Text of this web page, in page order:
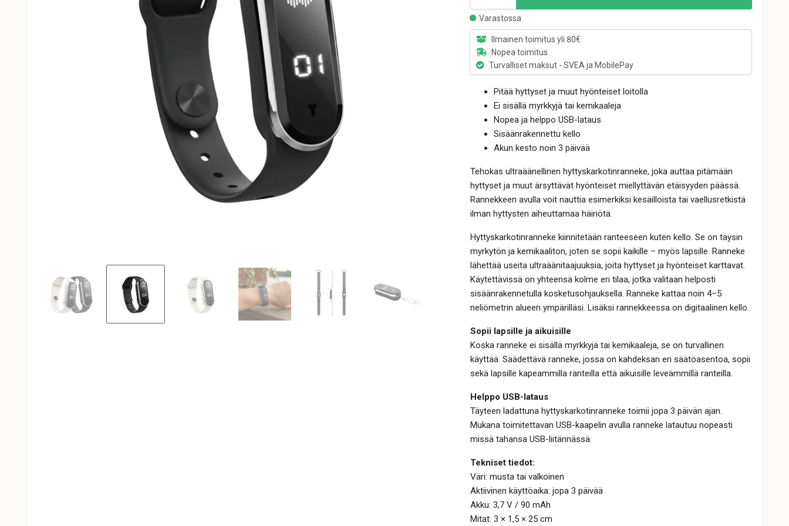
Varastossa
Ilmainen toimitus yli 80€
Nopea toimitus
Turvalliset maksut - SVEA ja MobilePay
Pitää hyttyset ja muut hyönteiset loitolla
Ei sisällä myrkkyjä tai kemikaaleja
Nopea ja helppo USB-lataus
Sisäänrakennettu kello
Akun kesto noin 3 päivää
Tehokas ultraäänellinen hyttyskarkotinranneke, joka auttaa pitämään
hyttyset ja muut ärsyttävät hyönteiset miellyttävän etäisyyden päässä.
Rannekkeen avulla voit nauttia esimerkiksi kesäilloista tai vaellusretkistä
ilman hyttysten aiheuttamaa häiriötä.
Hyttyskarkotinranneke kiinnitetään ranteeseen kuten kello. Se on täysin
myrkytön ja kemikaaliton, joten se sopii kaikille – myös lapsille. Ranneke
lähettää useita ultraäänitaajuuksia, joita hyttyset ja hyönteiset karttavat.
Käytettävissä on yhteensä kolme eri tilaa, jotka valitaan helposti
sisäänrakennetulla kosketusohjauksella. Ranneke kattaa noin 4–5
neliömetrin alueen ympärilläsi. Lisäksi rannekkeessa on digitaalinen kello.
Sopii lapsille ja aikuisille
Koska ranneke ei sisällä myrkkyjä tai kemikaaleja, se on turvallinen
käyttää. Säädettävä ranneke, jossa on kahdeksan eri säätöasentoa, sopii
sekä lapsille kapeammilla ranteilla että aikuisille leveämmillä ranteilla.
Helppo USB-lataus
Täyteen ladattuna hyttyskarkotinranneke toimii jopa 3 päivän ajan.
Mukana toimitettavan USB-kaapelin avulla ranneke latautuu nopeasti
missä tahansa USB-liitännässä.
Tekniset tiedot:
Väri: musta tai valkoinen
Aktiivinen käyttöaika: jopa 3 päivää
Akku: 3,7 V / 90 mAh
Mitat: 3 × 1,5 × 25 cm